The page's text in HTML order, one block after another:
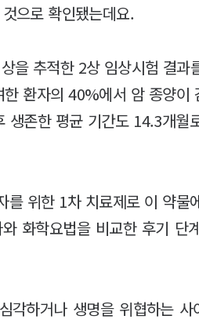
으로 확인됐는데요.
을 추적한 2상 임상시험 결과
환자의 40%에서 암 종양이
생존한 평균 기간도 14.3개월
를 위한 1차 치료제로 이 약물
화학요법을 비교한 후기 단
각하거나 생명을 위협하는 사